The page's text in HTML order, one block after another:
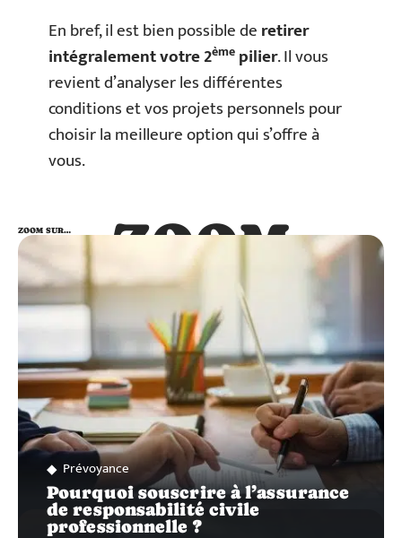
En bref, il est bien possible deretirer
intégralement votre 2ème pilier. Il vous
revient d’analyser les différentes
conditions et vos projets personnels pour
choisir la meilleure option qui s’offre à
vous.
ZOOM
SUR…
ZOOM SUR…
Prévoyance
Pourquoi souscrire à l’assurance
de responsabilité civile
professionnelle ?